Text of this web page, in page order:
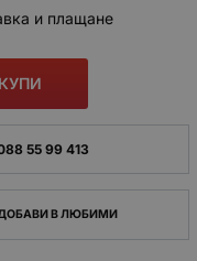
и плащане
КУПИ
55 99 413
В ЛЮБИМИ